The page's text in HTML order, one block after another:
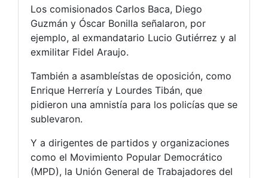
Los comisionados Carlos Baca, Diego
Guzmán y Óscar Bonilla señalaron, por
ejemplo, al exmandatario Lucio Gutiérrez y al
exmilitar Fidel Araujo.
También a asambleístas de oposición, como
Enrique Herrería y Lourdes Tibán, que
pidieron una amnistía para los policías que se
sublevaron.
Y a dirigentes de partidos y organizaciones
como el Movimiento Popular Democrático
(MPD), la Unión General de Trabajadores del